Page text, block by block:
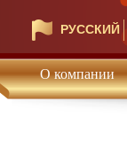
РУССКИЙ
О компании